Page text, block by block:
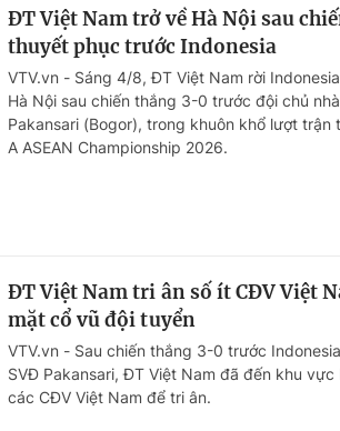
ĐT Việt Nam trở về Hà Nội sau
thuyết phục trước Indonesia
VTV.vn - Sáng 4/8, ĐT Việt Nam rời
Hà Nội sau chiến thắng 3-0 trước đội chủ
Pakansari (Bogor), trong khuôn khổ lượt trận
A ASEAN Championship 2026.
ĐT Việt Nam tri ân số ít CĐV Việt
mặt cổ vũ đội tuyển
VTV.vn - Sau chiến thắng 3-0 trước
SVĐ Pakansari, ĐT Việt Nam đã đến khu vực
các CĐV Việt Nam để tri ân.